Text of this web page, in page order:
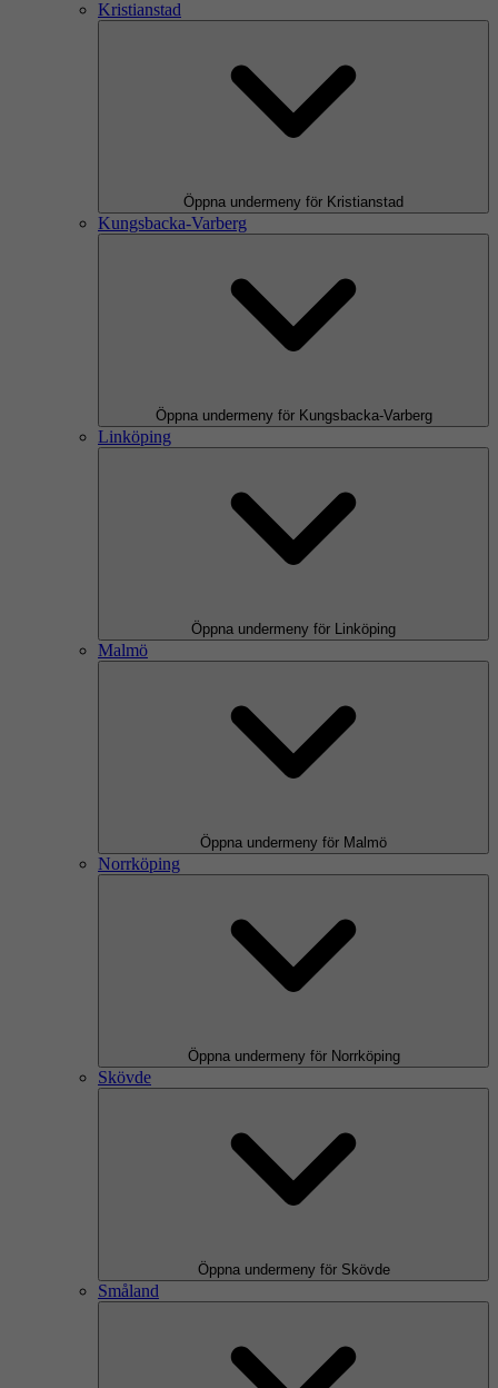
Kristianstad
Öppna undermeny för Kristianstad
Kungsbacka-Varberg
Öppna undermeny för Kungsbacka-Varberg
Linköping
Öppna undermeny för Linköping
Malmö
Öppna undermeny för Malmö
Norrköping
Öppna undermeny för Norrköping
Skövde
Öppna undermeny för Skövde
Småland